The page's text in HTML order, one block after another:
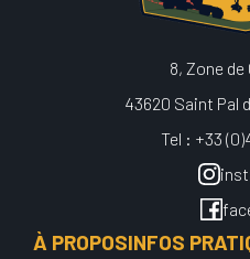
8, Zone
43620 Saint Pal
Tel : +33
À PROPOSINFOS